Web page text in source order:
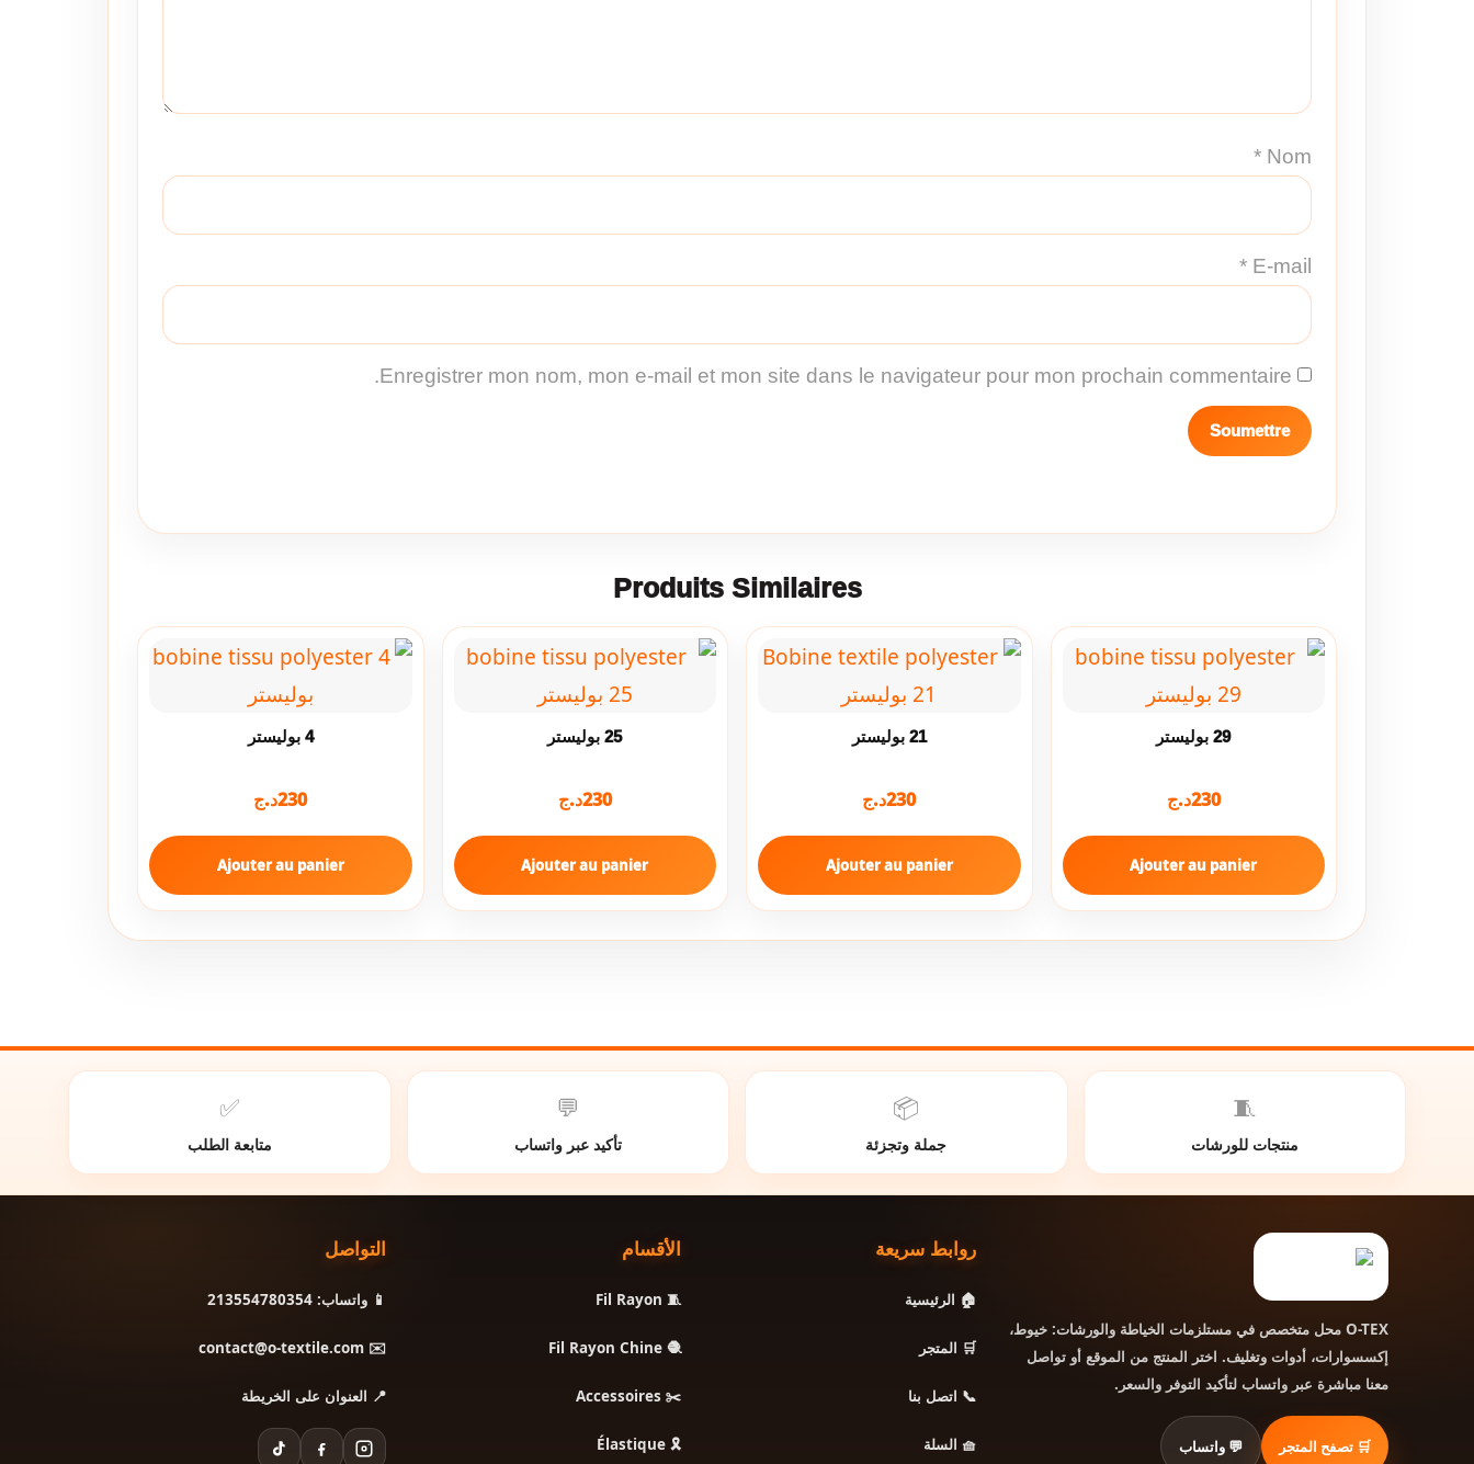
Nom
*
E-mail
*
Enregistrer mon nom, mon e-mail et mon site dans le navigateur pour mon prochain commentaire.
Produits Similaires
29 بوليستر
230د.ج
Ajouter au panier
21 بوليستر
230د.ج
Ajouter au panier
25 بوليستر
230د.ج
Ajouter au panier
4 بوليستر
230د.ج
Ajouter au panier
🧵
منتجات للورشات
📦
جملة وتجزئة
💬
تأكيد عبر واتساب
✅
متابعة الطلب
O-TEX محل متخصص في مستلزمات الخياطة والورشات: خيوط،
إكسسوارات، أدوات وتغليف. اختر المنتج من الموقع أو تواصل
معنا مباشرة عبر واتساب لتأكيد التوفر والسعر.
🛒 تصفح المتجر 💬 واتساب
روابط سريعة
🏠 الرئيسية
🛒 المتجر
📞 اتصل بنا
🧺 السلة
الأقسام
🧵 Fil Rayon
🧶 Fil Rayon Chine
✂️ Accessoires
🎗️ Élastique
التواصل
📱 واتساب: 213554780354
✉️ contact@o-textile.com
📍 العنوان على الخريطة